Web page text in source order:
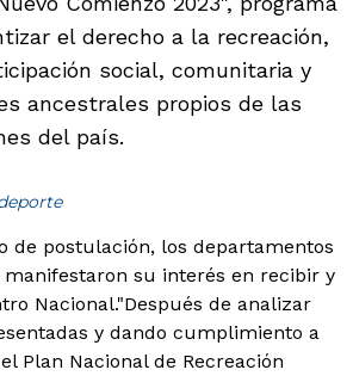
el derecho a la recreación,
social, comunitaria y
ancestrales propios de las
del país.
de postulación, los departamentos
manifestaron su interés en recibir y
Nacional."Después de analizar
y dando cumplimiento a
Plan Nacional de Recreación